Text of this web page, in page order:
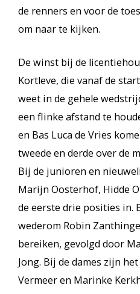
de renners en voor de
om naar te kijken.
De winst bij de
Kortleve, die vanaf de
weet in de gehele
een flinke afstand te
en Bas Luca de Vries
tweede en derde over de
Bij de junioren en
Marijn Oosterhof, Hidde
de eerste drie posities in.
wederom Robin
bereiken, gevolgd door
Jong. Bij de dames zijn
Vermeer en Marinke